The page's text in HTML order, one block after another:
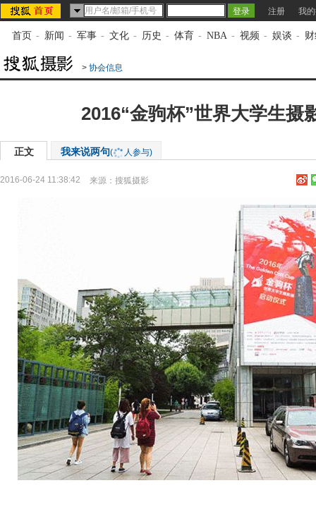
注册 我
首页 - 新闻 - 军事 - 文化 - 历史 - 体育 - NBA - 视频 - 娱谈 -
> 协会信息
2016“金驹杯”世界大学生摄
正文 我来说两句( 人参与)
2016-06-24 11:38:42 来源： 搜狐摄影